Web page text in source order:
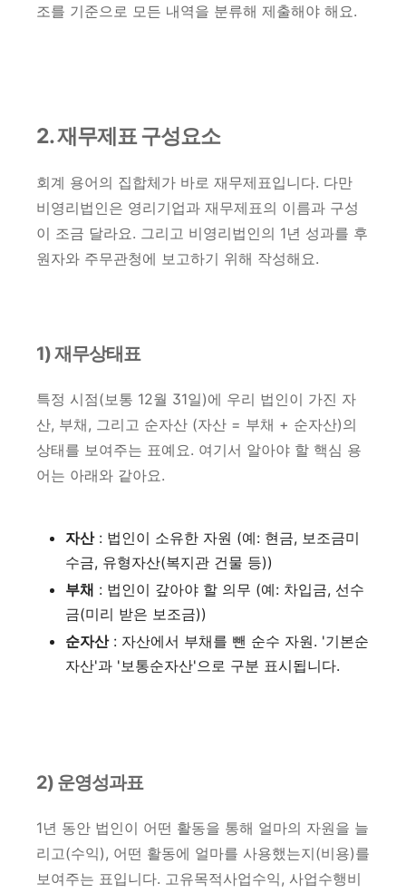
조를 기준으로 모든 내역을 분류해 제출해야 해요.
2. 재무제표 구성요소
회계 용어의 집합체가 바로 재무제표입니다. 다만
비영리법인은 영리기업과 재무제표의 이름과 구성
이 조금 달라요. 그리고 비영리법인의 1년 성과를 후
원자와 주무관청에 보고하기 위해 작성해요.
1) 재무상태표
특정 시점(보통 12월 31일)에 우리 법인이 가진 자
산, 부채, 그리고 순자산 (자산 = 부채 + 순자산)의
상태를 보여주는 표예요. 여기서 알아야 할 핵심 용
어는 아래와 같아요.
자산: 법인이 소유한 자원 (예: 현금, 보조금미
수금, 유형자산(복지관 건물 등))
부채 : 법인이 갚아야 할 의무 (예: 차입금, 선수
금(미리 받은 보조금))
순자산: 자산에서 부채를 뺀 순수 자원. '기본순
자산'과 '보통순자산'으로 구분 표시됩니다.
2) 운영성과표
1년 동안 법인이 어떤 활동을 통해 얼마의 자원을 늘
리고(수익), 어떤 활동에 얼마를 사용했는지(비용)를
보여주는 표입니다. 고유목적사업수익, 사업수행비